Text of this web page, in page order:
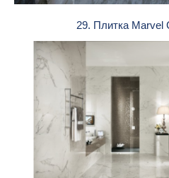
29. Плитка Marvel